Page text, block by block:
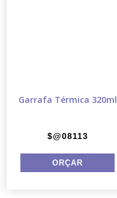
Garrafa Térmica 320ml
$@08113